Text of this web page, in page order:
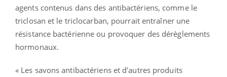
agents contenus dans des antibactériens, comme le
triclosan et le triclocarban, pourrait entraîner une
résistance bactérienne ou provoquer des dérèglements
hormonaux.
« Les savons antibactériens et d'autres produits